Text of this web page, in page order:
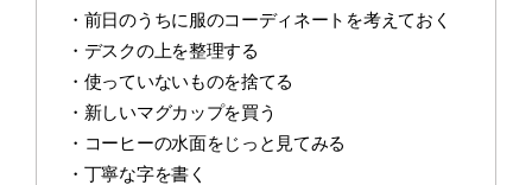
・前日のうちに服のコーディネートを考えておく
・デスクの上を整理する
・使っていないものを捨てる
・新しいマグカップを買う
・コーヒーの水面をじっと見てみる
・丁寧な字を書く